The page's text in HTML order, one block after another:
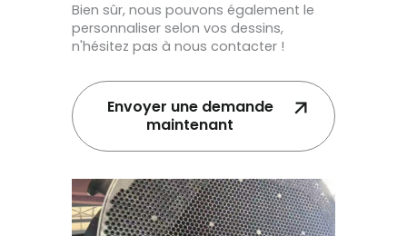
Bien sûr, nous pouvons également le
personnaliser selon vos dessins,
n'hésitez pas à nous contacter !
Envoyer une demande
maintenant